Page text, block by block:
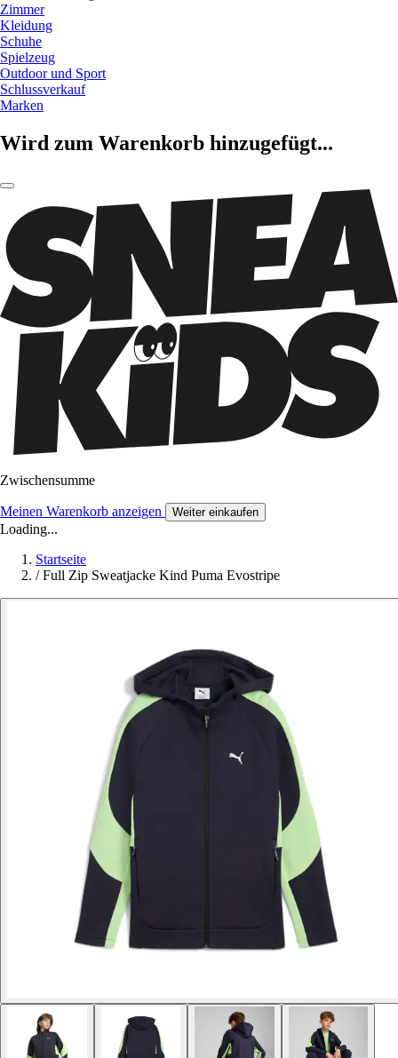
Zimmer
Kleidung
Schuhe
Spielzeug
Outdoor und Sport
Schlussverkauf
Marken
Wird zum Warenkorb hinzugefügt...
Zwischensumme
Meinen Warenkorb anzeigen Weiter einkaufen
Loading...
Startseite
/ Full Zip Sweatjacke Kind Puma Evostripe